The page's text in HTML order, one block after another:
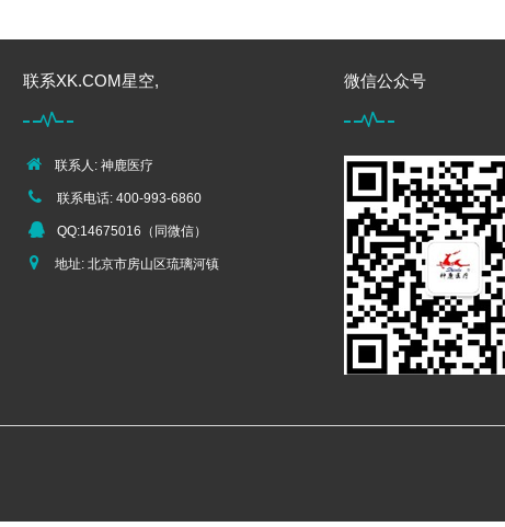
联系XK.COM星空,
联系人: 神鹿医疗
联系电话: 400-993-6860
QQ:14675016（同微信）
地址: 北京市房山区琉璃河镇
微信公众号